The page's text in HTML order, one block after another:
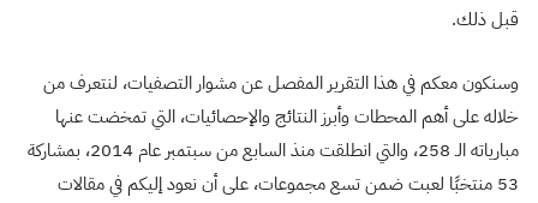
قبل ذلك.
وسنكون معكم في هذا التقرير المفصل عن مشوار التصفيات، لنتعرف من
خلاله على أهم المحطات وأبرز النتائج والإحصائيات، التي تمخضت عنها
مبارياته الـ 258، والتي انطلقت منذ السابع من سبتمبر عام 2014، بمشاركة
53 منتخبًا لعبت ضمن تسع مجموعات، على أن نعود إليكم في مقالات